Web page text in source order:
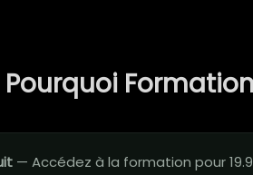
Pourquoi
— Accédez à la formation pour